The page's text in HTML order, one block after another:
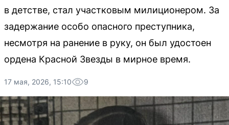
в детстве, стал участковым милиционером. За
задержание особо опасного преступника,
несмотря на ранение в руку, он был удостоен
ордена Красной Звезды в мирное время.
17 мая, 2026, 15:10 9